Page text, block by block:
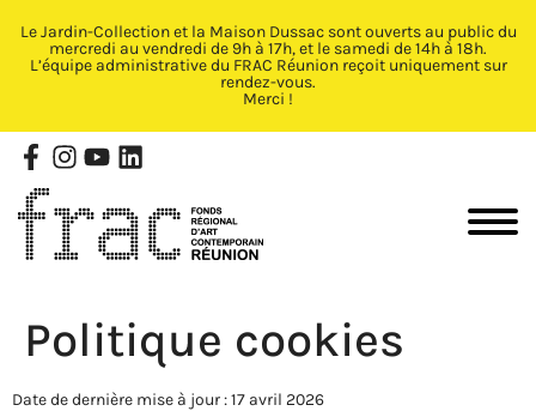
Fermer X
Le Jardin-Collection et la Maison Dussac sont ouverts au public du
mercredi au vendredi de 9h à 17h, et le samedi de 14h à 18h.
L’équipe administrative du FRAC Réunion reçoit uniquement sur
rendez-vous.
Merci !
Politique cookies
Date de dernière mise à jour : 17 avril 2026